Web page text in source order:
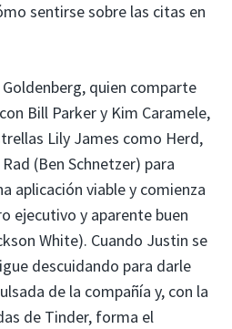
sentirse sobre las citas en
quien comparte
Bill Parker y Kim Caramele,
Lily James como Herd,
(Ben Schnetzer) para
aplicación viable y comienza
ejecutivo y aparente buen
White). Cuando Justin se
descuidando para darle
de la compañía y, con la
de Tinder, forma el